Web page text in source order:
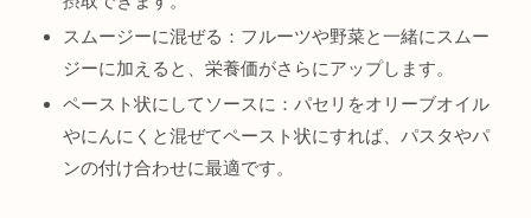
スムージーに混ぜる：フルーツや野菜と一緒にスムー
ジーに加えると、栄養価がさらにアップします。
ペースト状にしてソースに：パセリをオリーブオイル
やにんにくと混ぜてペースト状にすれば、パスタやパ
ンの付け合わせに最適です。